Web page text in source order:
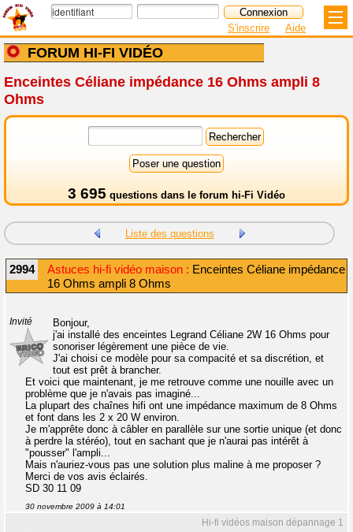
FORUM HI-FI VIDÉO
S'inscrire Aide
Enceintes Céliane impédance 16 Ohms ampli 8
Ohms
3 695 questions dans le forum hi-Fi Vidéo
Liste des questions
2994 Astuces hi-fi vidéo maison : Enceintes Céliane impédance
16 Ohms ampli 8 Ohms
Invité
Bonjour,
j'ai installé des enceintes Legrand Céliane 2W 16 Ohms pour
sonoriser légèrement une pièce de vie.
J'ai choisi ce modèle pour sa compacité et sa discrétion, et
tout est prêt à brancher.
Et voici que maintenant, je me retrouve comme une nouille avec un
problème que je n'avais pas imaginé...
La plupart des chaînes hifi ont une impédance maximum de 8 Ohms
et font dans les 2 x 20 W environ.
Je m'apprête donc à câbler en parallèle sur une sortie unique (et donc
à perdre la stéréo), tout en sachant que je n'aurai pas intérêt à
"pousser" l'ampli...
Mais n'auriez-vous pas une solution plus maline à me proposer ?
Merci de vos avis éclairés.
SD 30 11 09
30 novembre 2009 à 14:01
Hi-fi vidéos maison dépannage 1